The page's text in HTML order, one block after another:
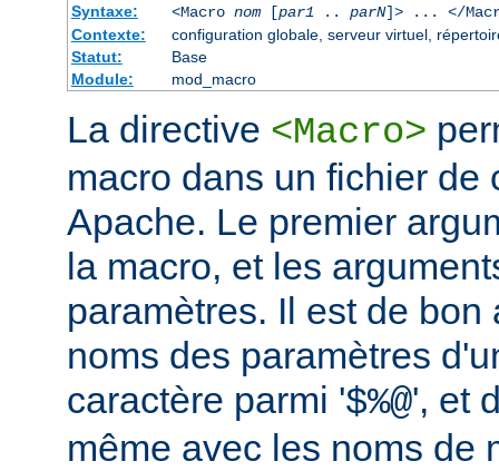
Syntaxe:
<Macro nom[par1.. parN]> ... </
Contexte:
configuration globale, serveur virtuel,
Statut:
Base
Module:
mod_macro
La directive <Macro>
macro dans un fichier de
Apache. Le premier
la macro, et les
paramètres. Il est de
noms des paramètres
caractère parmi '$%@', et
même avec les noms de